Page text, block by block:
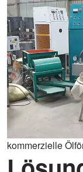
kommerzielle